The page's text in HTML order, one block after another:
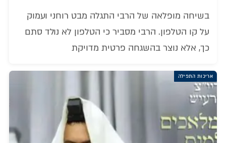
בשיחה מופלאה של הרבי התגלה מבט רוחני ועמוק
על קו הטלפון. הרבי מסביר כי הטלפון לא נולד סתם
כך, אלא נוצר בהשגחה פרטית מדויקת
אריכות התפילה